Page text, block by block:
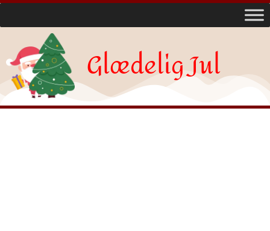
Glædelig Jul